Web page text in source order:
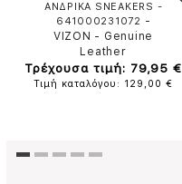
ΑΝΔΡΙΚΑ SNEAKERS -
641000231072 -
VIZON - Genuine
Leather
Τρέχουσα τιμή: 79,95 €
Τιμή καταλόγου: 129,00 €